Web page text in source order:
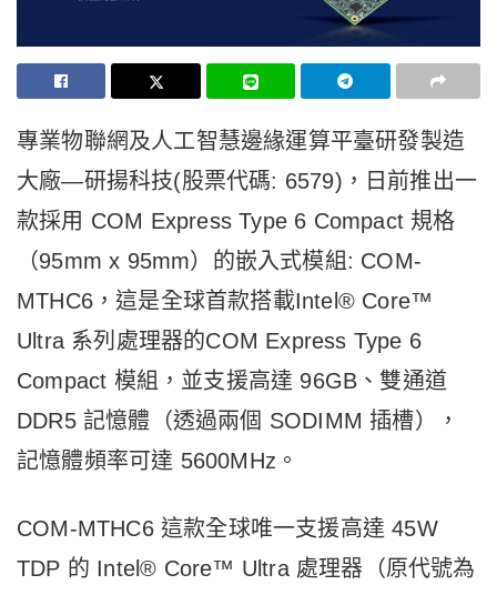
專業物聯網及人工智慧邊緣運算平臺研發製造
大廠—研揚科技(股票代碼: 6579)，日前推出一
款採用 COM Express Type 6 Compact 規格
（95mm x 95mm）的嵌入式模組: COM-
MTHC6，這是全球首款搭載Intel® Core™
Ultra 系列處理器的COM Express Type 6
Compact 模組，並支援高達 96GB、雙通道
DDR5 記憶體（透過兩個 SODIMM 插槽），
記憶體頻率可達 5600MHz。
COM-MTHC6 這款全球唯一支援高達 45W
TDP 的 Intel® Core™ Ultra 處理器（原代號為